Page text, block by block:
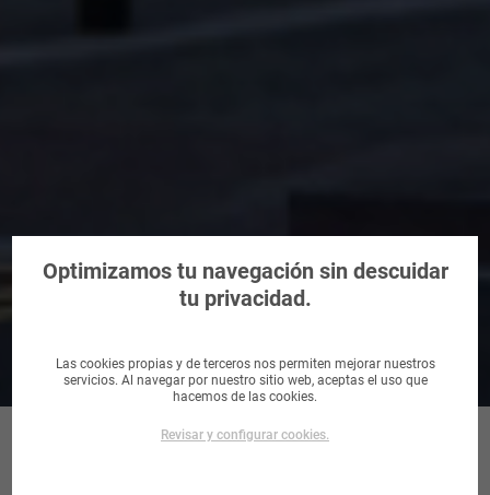
landCo Trinitat Vella
Optimizamos tu navegación sin descuidar
tu privacidad.
Las cookies propias y de terceros nos permiten mejorar nuestros
servicios. Al navegar por nuestro sitio web, aceptas el uso que
hacemos de las cookies.
Revisar y configurar cookies.